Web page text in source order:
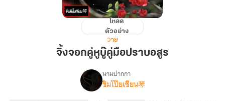
จิ้งจอก
บู๊
โหลด
ตัวอย่าง
วาย
จิ้งจอกคู่หูบู๊คู่มือปราบอสูร
เรื่อง
นามปากกา
ขิมโป๊ยเซียน琴